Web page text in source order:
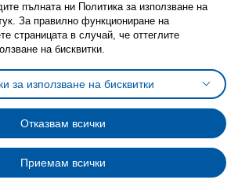
използване на бисквитки (Cookies)
за използване на бисквитки
на ikea.bgОбща политика за личните данни
защита на личните данни на ikea.bg
на програма IKEA Family
на лични данни на програма IKEA Family
IKEA Systems B.V. 1999 - 2025
пълната ни Политика за използване на
За правилно функциониране на
страницата в случай, че оттеглите
на бисквитки.
за използване на бисквитки
Отказвам всички
Приемам всички